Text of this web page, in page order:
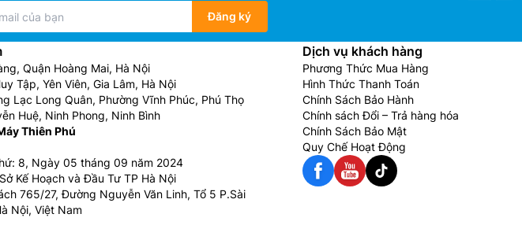
Đăng ký
Quận Hoàng Mai, Hà Nội
Tập, Yên Viên, Gia Lâm, Hà Nội
Lạc Long Quân, Phường Vĩnh Phúc, Phú Thọ
Huệ, Ninh Phong, Ninh Bình
Thiên Phú
8, Ngày 05 tháng 09 năm 2024
Kế Hoạch và Đầu Tư TP Hà Nội
765/27, Đường Nguyễn Văn Linh, Tổ 5 P.Sài
Nội, Việt Nam
Dịch vụ khách hàng
Phương Thức Mua Hàng
Hình Thức Thanh Toán
Chính Sách Bảo Hành
Chính sách Đổi – Trả hàng hóa
Chính Sách Bảo Mật
Quy Chế Hoạt Động